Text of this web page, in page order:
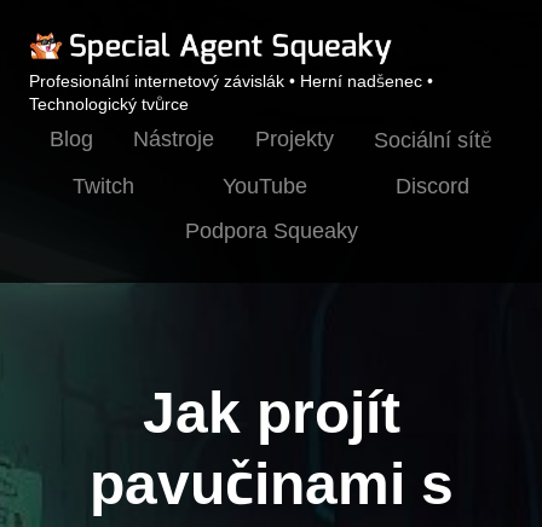
Profesionální internetový závislák • Herní nadšenec •
Technologický tvůrce
Blog Nástroje Projekty
Sociální sítě
Twitch
YouTube
Discord
Podpora Squeaky
Jak projít
pavučinami s